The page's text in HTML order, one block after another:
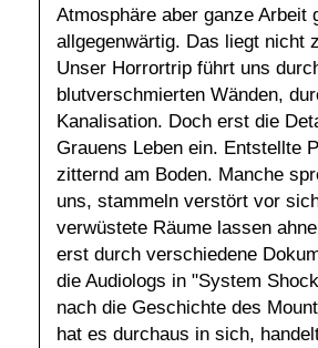
Atmosphäre aber ganze
allgegenwärtig. Das liegt nicht
Unser Horrortrip führt uns
blutverschmierten Wänden,
Kanalisation. Doch erst die
Grauens Leben ein. Entstellte
zitternd am Boden. Manche
uns, stammeln verstört vor
verwüstete Räume lassen
erst durch verschiedene
die Audiologs in "System
nach die Geschichte des
hat es durchaus in sich,